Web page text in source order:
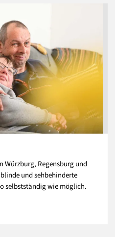
Würzburg, Regensburg und
und sehbehinderte
selbstständig wie möglich.